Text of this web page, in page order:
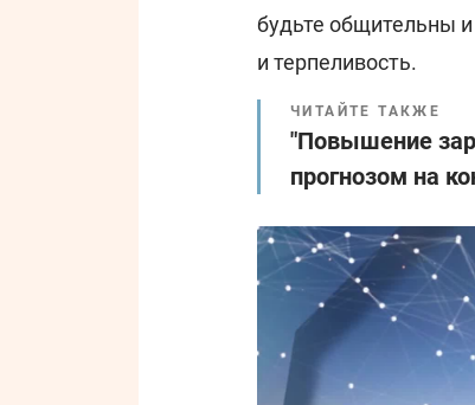
будьте общительны
и терпеливость.
ЧИТАЙТЕ ТАКЖЕ
"Повышение
прогнозом на